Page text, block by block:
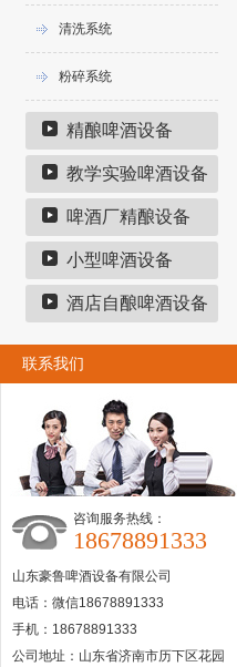
清洗系统
粉碎系统
精酿啤酒设备
教学实验啤酒设备
啤酒厂精酿设备
小型啤酒设备
酒店自酿啤酒设备
联系我们
咨询服务热线：
18678891333
山东豪鲁啤酒设备有限公司
电话：微信18678891333
手机：18678891333
公司地址：山东省济南市历下区花园